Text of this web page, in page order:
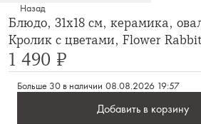
Назад
Блюдо, 31х18 см, керамика,
Кролик с цветами, Flower
1 490 ₽
Больше 30 в наличии 08.08.2026 19:57
Добавить в корзину